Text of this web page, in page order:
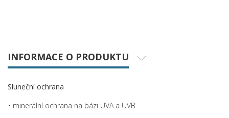
INFORMACE O PRODUKTU
Sluneční ochrana
• minerální ochrana na bázi UVA a UVB